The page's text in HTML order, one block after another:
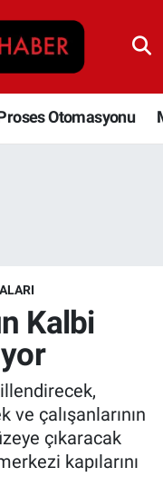
Otomasyonu
Kalbi
çalışanlarının
çıkaracak
kapılarını